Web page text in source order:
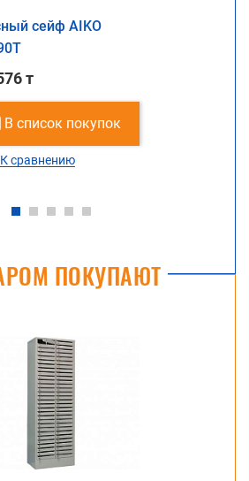
сейф AIKO
т
В список покупок
К сравнению
ПОКУПАЮТ